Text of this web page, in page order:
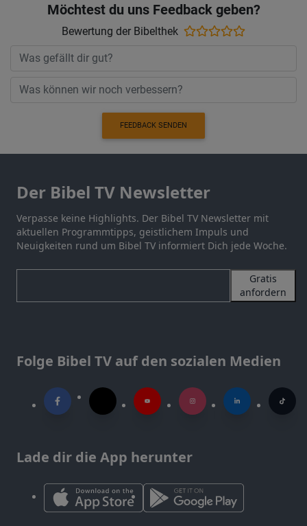
Möchtest du uns Feedback geben?
Bewertung der Bibelthek
FEEDBACK SENDEN
Der Bibel TV Newsletter
Verpasse keine Highlights. Der Bibel TV Newsletter mit
aktuellen Programmtipps, geistlichem Impuls und
Neuigkeiten rund um Bibel TV informiert Dich jede Woche.
Gratis
anfordern
Folge Bibel TV auf den sozialen Medien
Lade dir die App herunter